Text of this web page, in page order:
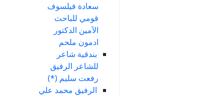
سعادة فيلسوف
قومي للباحث
الآمين الدكتور
ادمون ملحم
بندقية شاعر
للشاعر الرفيق
رفعت سليم (*)
الرفيق محمد علي